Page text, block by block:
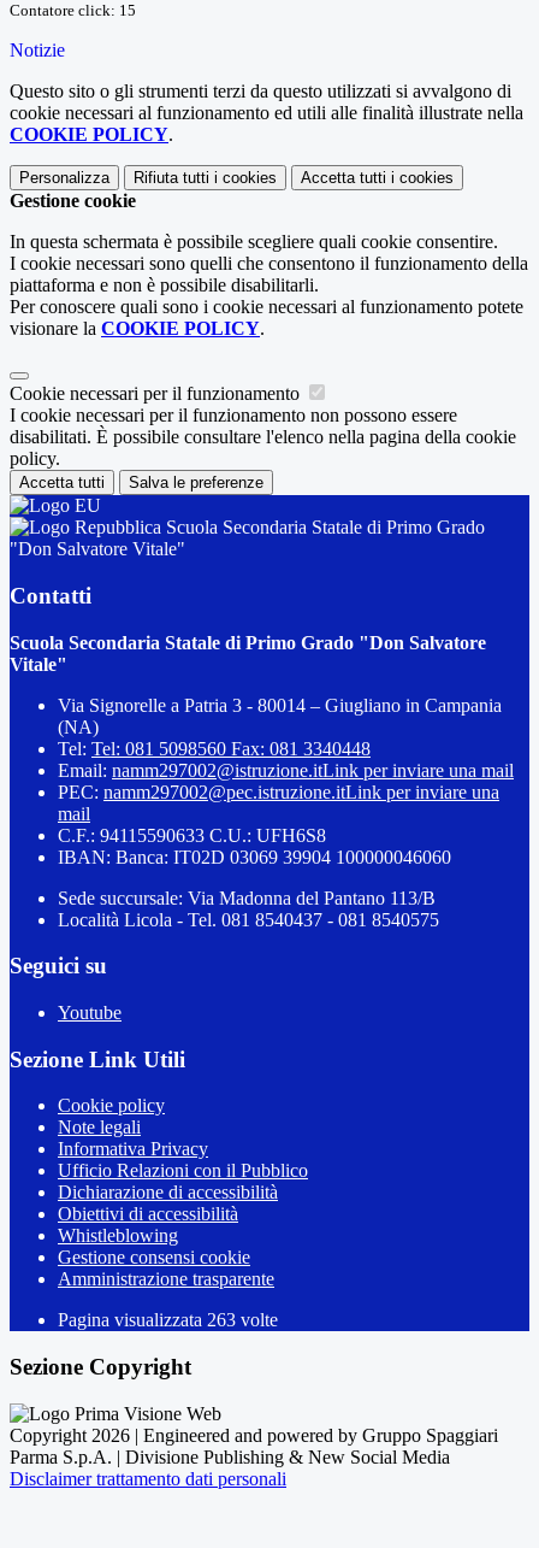
Contatore click: 15
Notizie
Questo sito o gli strumenti terzi da questo utilizzati si avvalgono di
cookie necessari al funzionamento ed utili alle finalità illustrate nella
COOKIE POLICY.
Personalizza Rifiuta tutti i cookies Accetta tutti i cookies
Gestione cookie
In questa schermata è possibile scegliere quali cookie consentire.
I cookie necessari sono quelli che consentono il funzionamento della
piattaforma e non è possibile disabilitarli.
Per conoscere quali sono i cookie necessari al funzionamento potete
visionare la COOKIE POLICY.
Cookie necessari per il funzionamento
I cookie necessari per il funzionamento non possono essere
disabilitati. È possibile consultare l'elenco nella pagina della cookie
policy.
Accetta tutti Salva le preferenze
Scuola Secondaria Statale di Primo Grado
"Don Salvatore Vitale"
Contatti
Scuola Secondaria Statale di Primo Grado "Don Salvatore
Vitale"
Via Signorelle a Patria 3 - 80014 – Giugliano in Campania
(NA)
Tel: Tel: 081 5098560 Fax: 081 3340448
Email: namm297002@istruzione.itLink per inviare una mail
PEC: namm297002@pec.istruzione.itLink per inviare una
mail
C.F.: 94115590633 C.U.: UFH6S8
IBAN: Banca: IT02D 03069 39904 100000046060
Sede succursale: Via Madonna del Pantano 113/B
Località Licola - Tel. 081 8540437 - 081 8540575
Seguici su
Youtube
Sezione Link Utili
Cookie policy
Note legali
Informativa Privacy
Ufficio Relazioni con il Pubblico
Dichiarazione di accessibilità
Obiettivi di accessibilità
Whistleblowing
Gestione consensi cookie
Amministrazione trasparente
Pagina visualizzata 263 volte
Sezione Copyright
Copyright 2026 | Engineered and powered by Gruppo Spaggiari
Parma S.p.A. | Divisione Publishing & New Social Media
Disclaimer trattamento dati personali